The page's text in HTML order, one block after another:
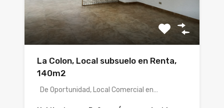
La Colon, Local subsuelo en Renta,
140m2
De Oportunidad, Local Comercial en…